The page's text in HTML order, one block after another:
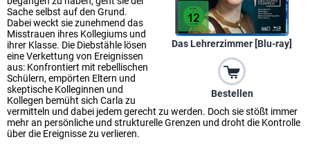
Das Lehrerzimmer [Blu-ray]
Bestellen
Sache selbst auf den Grund.
Dabei weckt sie zunehmend das
Misstrauen ihres Kollegiums und
ihrer Klasse. Die Diebstähle lösen
eine Verkettung von Ereignissen
aus: Konfrontiert mit rebellischen
Schülern, empörten Eltern und
skeptische Kolleginnen und
Kollegen bemüht sich Carla zu
vermitteln und dabei jedem gerecht zu werden. Doch sie stößt immer
mehr an persönliche und strukturelle Grenzen und droht die Kontrolle
über die Ereignisse zu verlieren.